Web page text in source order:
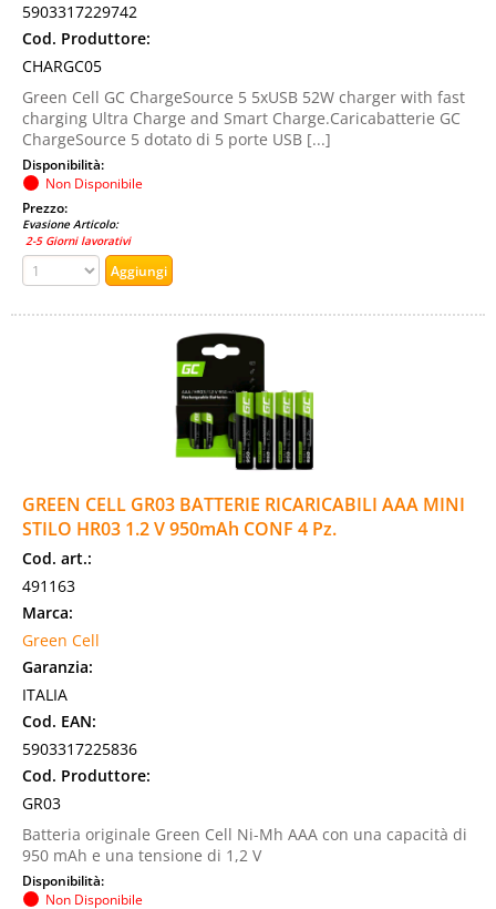
5903317229742
Cod. Produttore:
CHARGC05
Green Cell GC ChargeSource 5 5xUSB 52W charger with fast
charging Ultra Charge and Smart Charge.Caricabatterie GC
ChargeSource 5 dotato di 5 porte USB [...]
Disponibilità:
Non Disponibile
Prezzo:
Evasione Articolo:
2-5 Giorni lavorativi
GREEN CELL GR03 BATTERIE RICARICABILI AAA MINI
STILO HR03 1.2 V 950mAh CONF 4 Pz.
Cod. art.:
491163
Marca:
Green Cell
Garanzia:
ITALIA
Cod. EAN:
5903317225836
Cod. Produttore:
GR03
Batteria originale Green Cell Ni-Mh AAA con una capacità di
950 mAh e una tensione di 1,2 V
Disponibilità:
Non Disponibile